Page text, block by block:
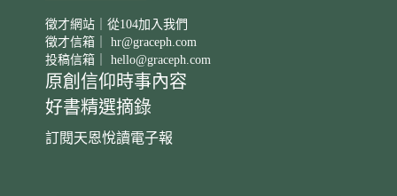
徵才網站｜從104加入我們
徵才信箱｜ hr@graceph.com
投稿信箱｜ hello@graceph.com
原創信仰時事內容
好書精選摘錄
訂閱天恩悅讀電子報